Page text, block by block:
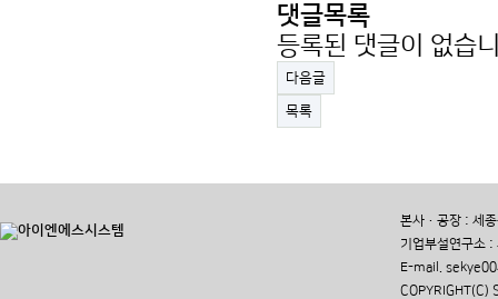
댓글목록
등록된 댓글이 없습
다음글
목록
본사·공장 : 세
기업부설연구소
E-mail.
COPYRIGHT(C)